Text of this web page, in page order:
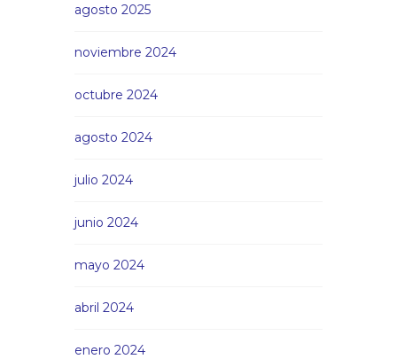
agosto 2025
noviembre 2024
octubre 2024
agosto 2024
julio 2024
junio 2024
mayo 2024
abril 2024
enero 2024